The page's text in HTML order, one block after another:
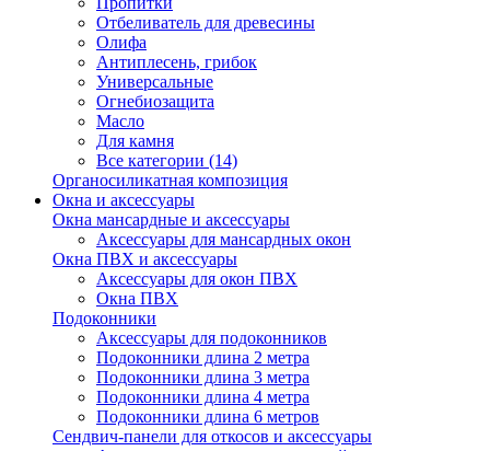
Отбеливатель для древесины
Олифа
Антиплесень, грибок
Универсальные
Огнебиозащита
Масло
Для камня
Все категории (14)
Органосиликатная композиция
Окна и аксессуары
Окна мансардные и аксессуары
Аксессуары для мансардных окон
Окна ПВХ и аксессуары
Аксессуары для окон ПВХ
Окна ПВХ
Подоконники
Аксессуары для подоконников
Подоконники длина 2 метра
Подоконники длина 3 метра
Подоконники длина 4 метра
Подоконники длина 6 метров
Сендвич-панели для откосов и аксессуары